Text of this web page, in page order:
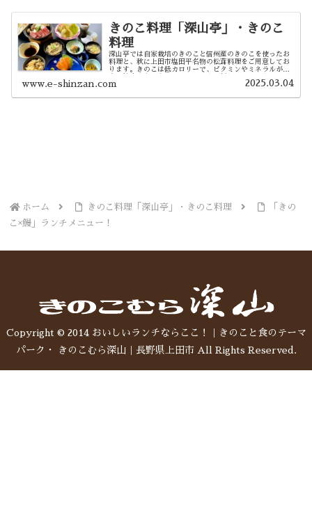
きのこ料理「深山亭」・きのこ
料理
深山亭では自家栽培のきのこと信州産のきのこを使ったお
料理と、秋に上田市塩田平名物の松茸料理をご用意してお
ります。きのこは低カロリーで、ビタミンやミネラルが豊
んに使った料理を味わいながら、心も体もリフレッシュし
www.e-shinzan.com 2025.03.04
ホーム きのこ料理「深山亭」・きのこ料理
「きの
こ×鰻」ランチメニュー！
Copyright © 2014 おいしいランチならここ！｜きのこと食のテーマ
パーク・ きのこむら深山｜長野県上田市 All Rights Reserved.